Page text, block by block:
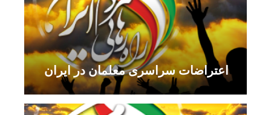
اعتراضات سراسری معلمان در ایران